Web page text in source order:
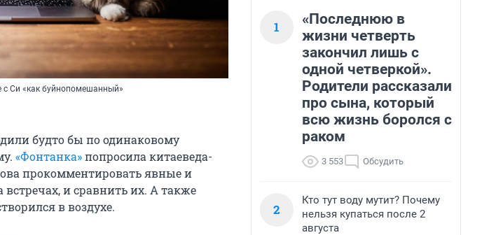
с Си «как буйнопомешанный»
будто бы по одинаковому
«Фонтанка»попросила китаеведа-
прокомментировать явные и
и сравнить их. А также
в воздухе.
1
«Последнюю в
жизни четверть
закончил лишь с
одной четверкой».
Родители рассказали
про сына, который
всю жизнь боролся с
раком
3 553 Обсудить
2
Кто тут воду мутит? Почему
нельзя купаться после 2
августа